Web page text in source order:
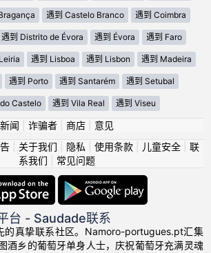
遇到 Castelo Branco 遇到 Coimbra
遇到 Distrito de Évora 遇到 Évora 遇到 Faro
遇到 Lisboa 遇到 Lisbon 遇到 Madeira
遇到 Porto 遇到 Santarém 遇到 Setubal
Castelo 遇到 Vila Real 遇到 Viseu
新闻 诈骗者| 商店| 意见
| 关于我们 隐私 使用条款| 儿童安全| 联
系我们
常见问题
台 - Saudade联系
的真挚联系社区。Namoro-portugues.pt汇集
酒乡的葡萄牙单身人士，庆祝葡萄牙充满灵魂